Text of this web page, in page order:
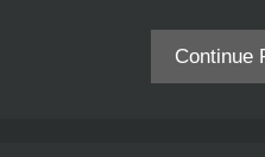
Continue